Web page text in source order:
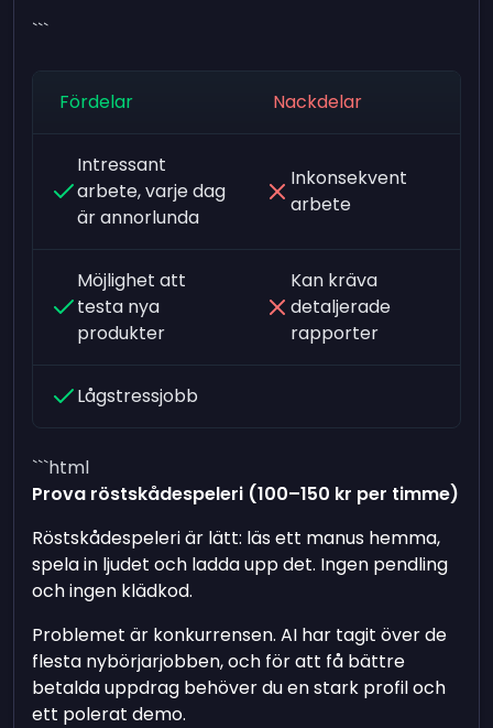
```
Fördelar Nackdelar
Intressant
arbete, varje dag
är annorlunda
Inkonsekvent
arbete
Möjlighet att
testa nya
produkter
Kan kräva
detaljerade
rapporter
Lågstressjobb
```html
Prova röstskådespeleri (100–150 kr per timme)
Röstskådespeleri är lätt: läs ett manus hemma,
spela in ljudet och ladda upp det. Ingen pendling
och ingen klädkod.
Problemet är konkurrensen. AI har tagit över de
flesta nybörjarjobben, och för att få bättre
betalda uppdrag behöver du en stark profil och
ett polerat demo.